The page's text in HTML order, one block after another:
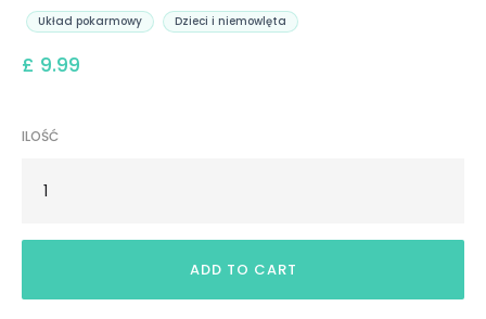
Układ pokarmowy Dzieci i niemowlęta
£ 9.99
ILOŚĆ